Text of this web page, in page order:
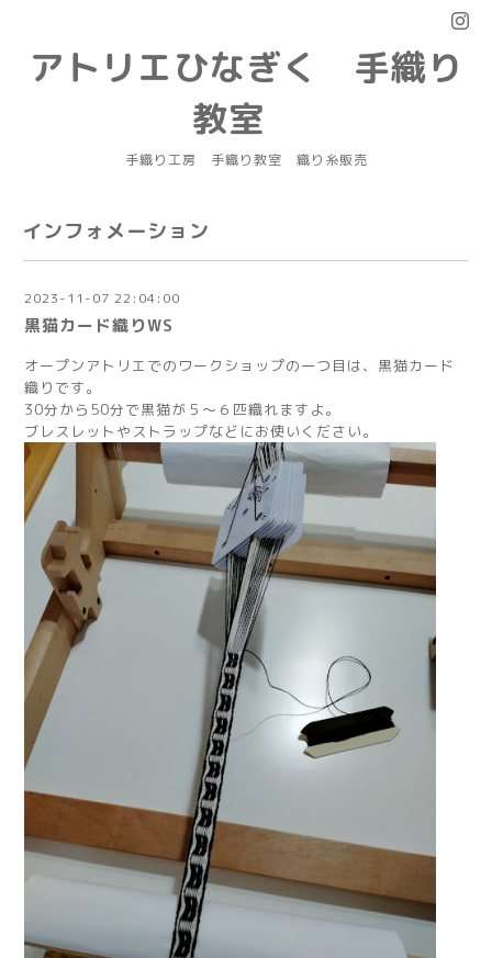
アトリエひなぎく 手織り
教室
手織り工房 手織り教室 織り糸販売
インフォメーション
2023-11-07 22:04:00
黒猫カード織りWS
オープンアトリエでのワークショップの一つ目は、黒猫カード
織りです。
30分から50分で黒猫が５～６匹織れますよ。
ブレスレットやストラップなどにお使いください。